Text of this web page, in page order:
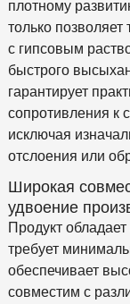
плотному
только
с гипсовым
быстрого
гарантирует
сопротивления к
исключая
отслоения или
Широкая
удвоение
Продукт
требует
обеспечивает
совместим с